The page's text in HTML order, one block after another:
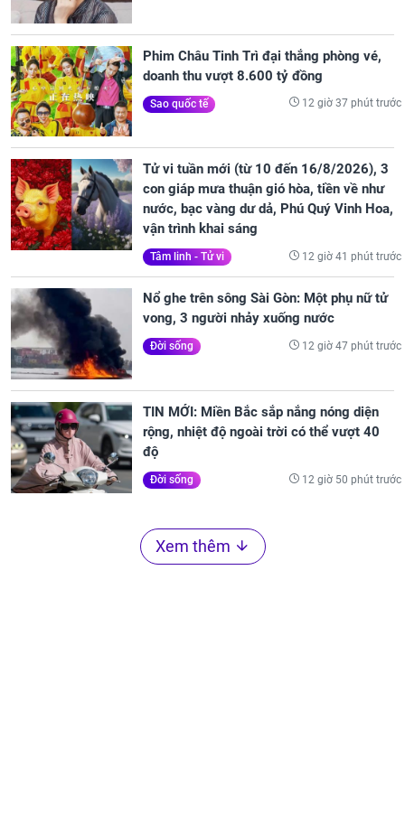
Phim Châu Tinh Trì đại thắng phòng vé,
doanh thu vượt 8.600 tỷ đồng
Sao quốc tế 12 giờ 37 phút trước
Tử vi tuần mới (từ 10 đến 16/8/2026), 3
con giáp mưa thuận gió hòa, tiền về như
nước, bạc vàng dư dả, Phú Quý Vinh Hoa,
vận trình khai sáng
Tâm linh - Tử vi 12 giờ 41 phút trước
Nổ ghe trên sông Sài Gòn: Một phụ nữ tử
vong, 3 người nhảy xuống nước
Đời sống 12 giờ 47 phút trước
TIN MỚI: Miền Bắc sắp nắng nóng diện
rộng, nhiệt độ ngoài trời có thể vượt 40
độ
Đời sống 12 giờ 50 phút trước
Xem thêm